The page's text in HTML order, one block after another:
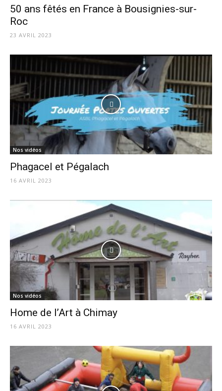
50 ans fêtés en France à Bousignies-sur-
Roc
23 AVRIL 2023
Nos vidéos
Phagacel et Pégalach
16 AVRIL 2023
Nos vidéos
Home de l’Art à Chimay
16 AVRIL 2023